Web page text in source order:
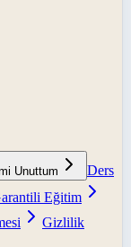
Unuttum
Ders
Eğitim
Gizlilik